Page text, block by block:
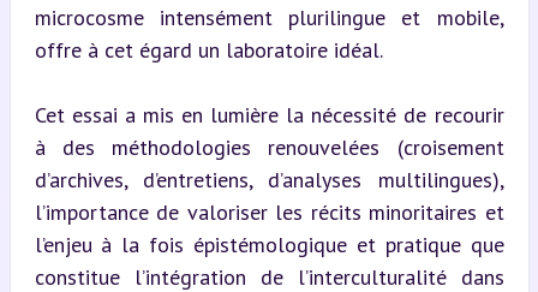
microcosme intensément plurilingue et mobile,
offre à cet égard un laboratoire idéal.
Cet essai a mis en lumière la nécessité de recourir
à des méthodologies renouvelées (croisement
d’archives, d’entretiens, d’analyses multilingues),
l’importance de valoriser les récits minoritaires et
l’enjeu à la fois épistémologique et pratique que
constitue l’intégration de l’interculturalité dans